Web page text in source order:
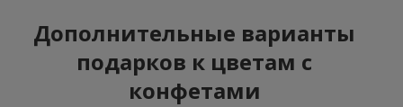
Дополнительные варианты
подарков к цветам с
конфетами